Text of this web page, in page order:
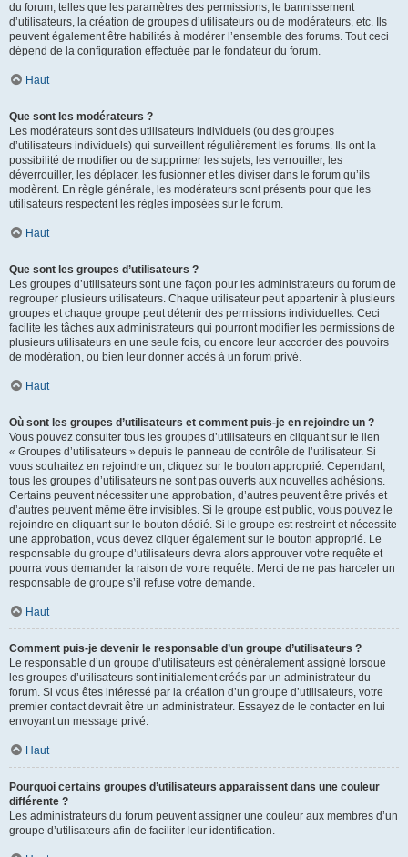
du forum, telles que les paramètres des permissions, le bannissement
d’utilisateurs, la création de groupes d’utilisateurs ou de modérateurs, etc. Ils
peuvent également être habilités à modérer l’ensemble des forums. Tout ceci
dépend de la configuration effectuée par le fondateur du forum.
Haut
Que sont les modérateurs ?
Les modérateurs sont des utilisateurs individuels (ou des groupes
d’utilisateurs individuels) qui surveillent régulièrement les forums. Ils ont la
possibilité de modifier ou de supprimer les sujets, les verrouiller, les
déverrouiller, les déplacer, les fusionner et les diviser dans le forum qu’ils
modèrent. En règle générale, les modérateurs sont présents pour que les
utilisateurs respectent les règles imposées sur le forum.
Haut
Que sont les groupes d’utilisateurs ?
Les groupes d’utilisateurs sont une façon pour les administrateurs du forum de
regrouper plusieurs utilisateurs. Chaque utilisateur peut appartenir à plusieurs
groupes et chaque groupe peut détenir des permissions individuelles. Ceci
facilite les tâches aux administrateurs qui pourront modifier les permissions de
plusieurs utilisateurs en une seule fois, ou encore leur accorder des pouvoirs
de modération, ou bien leur donner accès à un forum privé.
Haut
Où sont les groupes d’utilisateurs et comment puis-je en rejoindre un ?
Vous pouvez consulter tous les groupes d’utilisateurs en cliquant sur le lien
« Groupes d’utilisateurs » depuis le panneau de contrôle de l’utilisateur. Si
vous souhaitez en rejoindre un, cliquez sur le bouton approprié. Cependant,
tous les groupes d’utilisateurs ne sont pas ouverts aux nouvelles adhésions.
Certains peuvent nécessiter une approbation, d’autres peuvent être privés et
d’autres peuvent même être invisibles. Si le groupe est public, vous pouvez le
rejoindre en cliquant sur le bouton dédié. Si le groupe est restreint et nécessite
une approbation, vous devez cliquer également sur le bouton approprié. Le
responsable du groupe d’utilisateurs devra alors approuver votre requête et
pourra vous demander la raison de votre requête. Merci de ne pas harceler un
responsable de groupe s’il refuse votre demande.
Haut
Comment puis-je devenir le responsable d’un groupe d’utilisateurs ?
Le responsable d’un groupe d’utilisateurs est généralement assigné lorsque
les groupes d’utilisateurs sont initialement créés par un administrateur du
forum. Si vous êtes intéressé par la création d’un groupe d’utilisateurs, votre
premier contact devrait être un administrateur. Essayez de le contacter en lui
envoyant un message privé.
Haut
Pourquoi certains groupes d’utilisateurs apparaissent dans une couleur
différente ?
Les administrateurs du forum peuvent assigner une couleur aux membres d’un
groupe d’utilisateurs afin de faciliter leur identification.